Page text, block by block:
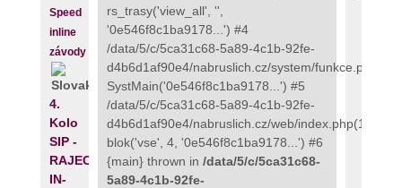
Speed
inline
závody
4.
Kolo
SIP -
RAJECKÝ
IN-
rs_trasy('view_all', '',
'0e546f8c1ba9178...') #4
/data/5/c/5ca31c68-5a89-4c1b-92fe-
d4b6d1af90e4/nabruslich.cz/system/
SystMain('0e546f8c1ba9178...') #5
/data/5/c/5ca31c68-5a89-4c1b-92fe-
d4b6d1af90e4/nabruslich.cz/web/index.php(111):
blok('vse', 4, '0e546f8c1ba9178...') #6
{main} thrown in /data/5/c/5ca31c68-
5a89-4c1b-92fe-